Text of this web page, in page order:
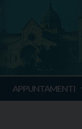
APPUNTAMENTI